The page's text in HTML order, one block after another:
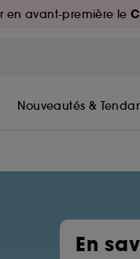
en avant-première le
Nouveautés &
En